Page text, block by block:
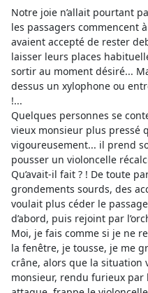
Notre joie n’allait pourtant
les passagers commencent
avaient accepté de rester
laisser leurs places
sortir au moment désiré...
dessus un xylophone ou
!...
Quelques personnes se
vieux monsieur plus pressé
vigoureusement... il prend
pousser un violoncelle
Qu’avait-il fait ? ! De toute
grondements sourds, des
voulait plus céder le
d’abord, puis rejoint par
Moi, je fais comme si je ne
la fenêtre, je tousse, je me
crâne, alors que la situation
monsieur, rendu furieux par